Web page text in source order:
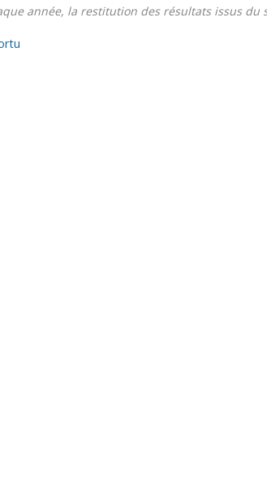
année, la restitution des résultats issus